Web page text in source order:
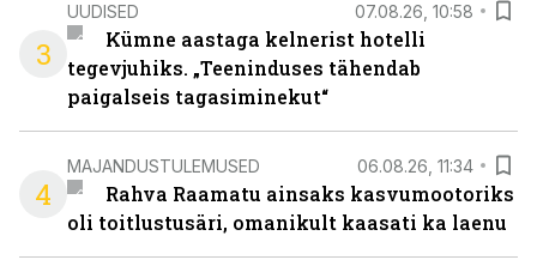
3
UUDISED 07.08.26, 10:58
Kümne aastaga kelnerist hotelli
tegevjuhiks. „Teeninduses tähendab
paigalseis tagasiminekut“
4
MAJANDUSTULEMUSED 06.08.26, 11:34
Rahva Raamatu ainsaks kasvumootoriks
oli toitlustusäri, omanikult kaasati ka laenu